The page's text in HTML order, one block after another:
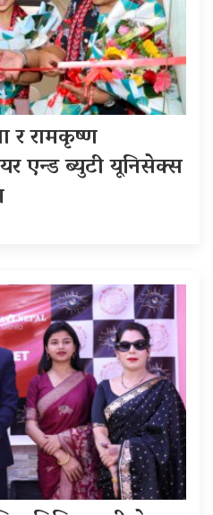
र रामकृष्ण
एन्ड ब्युटी यूनिसेक्स